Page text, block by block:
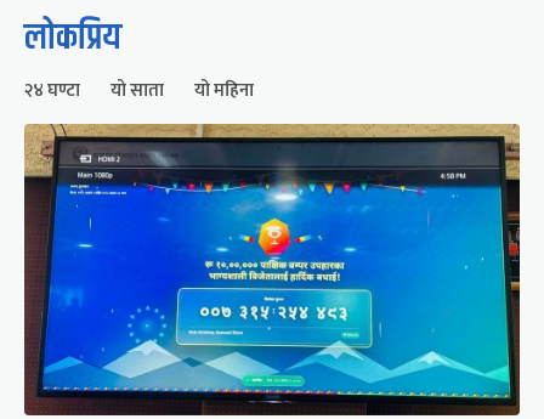
लोकप्रिय
२४ घण्टा यो साता यो महिना